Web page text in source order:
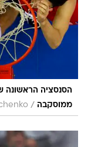
הסנסציה הראשונה
ממוסקבה /